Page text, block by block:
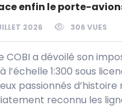
enfin le porte-
2026 306 VUES
COBI a dévoilé son
l’échelle 1:300 sous
passionnés d’histoire
reconnu les